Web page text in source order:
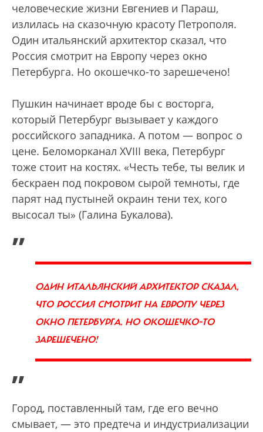
человеческие жизни Евгениев и Параш,
излилась на сказочную красоту Петрополя.
Один итальянский архитектор сказал, что
Россия смотрит на Европу через окно
Петербурга. Но окошечко-то зарешечено!
Пушкин начинает вроде бы с восторга,
который Петербург вызывает у каждого
российского западника. А потом — вопрос о
цене. Беломорканал XVIII века, Петербург
тоже стоит на костях. «Честь тебе, ты велик и
бескраен под покровом сырой темноты, где
парят над пустыней окраин тени тех, кого
высосал ты» (Галина Букалова).
„
ОДИН ИТАЛЬЯНСКИЙ АРХИТЕКТОР СКАЗАЛ,
ЧТО РОССИЯ СМОТРИТ НА ЕВРОПУ ЧЕРЕЗ
ОКНО ПЕТЕРБУРГА. НО ОКОШЕЧКО-ТО
ЗАРЕШЕЧЕНО!
”
Город, поставленный там, где его вечно
смывает, — это предтеча и индустриализации